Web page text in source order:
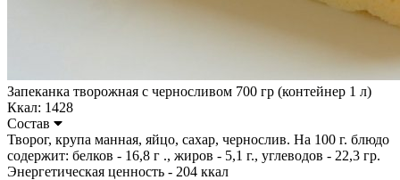
Запеканка творожная с черносливом 700 гр (контейнер 1 л)
Ккал: 1428
Состав
Творог, крупа манная, яйцо, сахар, чернослив. На 100 г. блюдо
содержит: белков - 16,8 г ., жиров - 5,1 г., углеводов - 22,3 гр.
Энергетическая ценность - 204 ккал